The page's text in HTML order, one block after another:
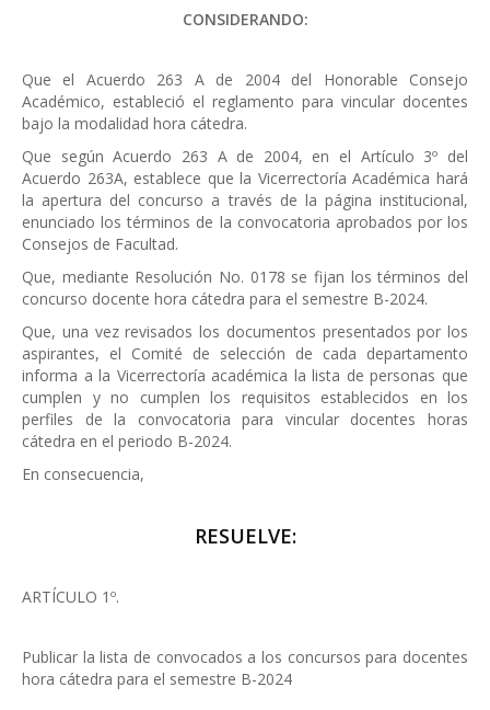
CONSIDERANDO:
Que el Acuerdo 263 A de 2004 del Honorable Consejo
Académico, estableció el reglamento para vincular docentes
bajo la modalidad hora cátedra.
Que según Acuerdo 263 A de 2004, en el Artículo 3º del
Acuerdo 263A, establece que la Vicerrectoría Académica hará
la apertura del concurso a través de la página institucional,
enunciado los términos de la convocatoria aprobados por los
Consejos de Facultad.
Que, mediante Resolución No. 0178 se fijan los términos del
concurso docente hora cátedra para el semestre B-2024.
Que, una vez revisados los documentos presentados por los
aspirantes, el Comité de selección de cada departamento
informa a la Vicerrectoría académica la lista de personas que
cumplen y no cumplen los requisitos establecidos en los
perfiles de la convocatoria para vincular docentes horas
cátedra en el periodo B-2024.
En consecuencia,
RESUELVE:
ARTÍCULO 1º.
Publicar la lista de convocados a los concursos para docentes
hora cátedra para el semestre B-2024